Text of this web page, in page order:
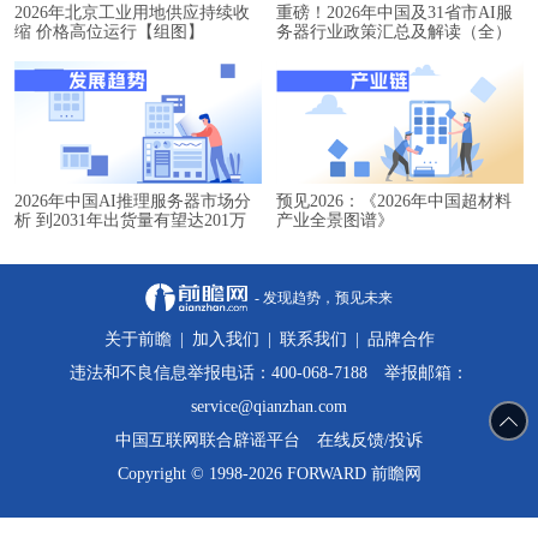
2026年北京工业用地供应持续收
缩 价格高位运行【组图】
重磅！2026年中国及31省市AI服
务器行业政策汇总及解读（全）
2026年中国AI推理服务器市场分
析 到2031年出货量有望达201万
预见2026：《2026年中国超材料
产业全景图谱》
- 发现趋势，预见未来
关于前瞻 加入我们 联系我们
品牌合作
违法和不良信息举报电话：400-068-7188 举报邮箱：
service@qianzhan.com
中国互联网联合辟谣平台
在线反馈/投诉
Copyright © 1998-2026 FORWARD 前瞻网